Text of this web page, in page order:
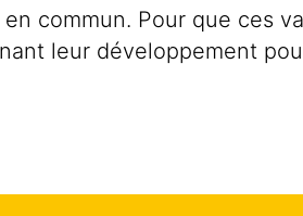
commun. Pour que ces
leur développement